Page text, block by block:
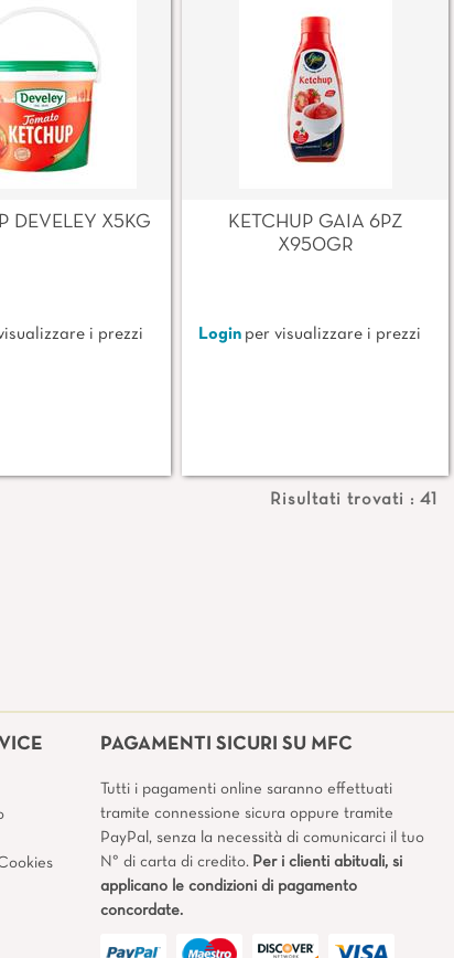
DEVELEY X5KG
i prezzi
KETCHUP GAIA 6PZ
X950GR
Login per visualizzare i prezzi
Risultati trovati : 41
PAGAMENTI SICURI SU MFC
Tutti i pagamenti online saranno effettuati
tramite connessione sicura oppure tramite
PayPal, senza la necessità di comunicarci il tuo
N° di carta di credito. Per i clienti abituali, si
applicano le condizioni di pagamento
concordate.